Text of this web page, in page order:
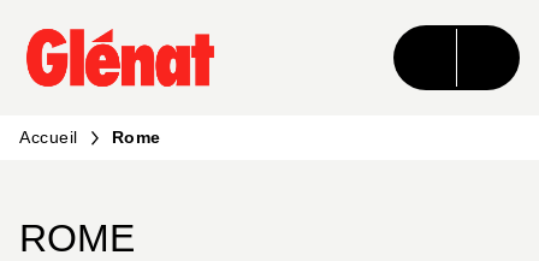
MENU RECHERCHE CONTENU
PIED DE PAGE
Accueil Rome
ROME